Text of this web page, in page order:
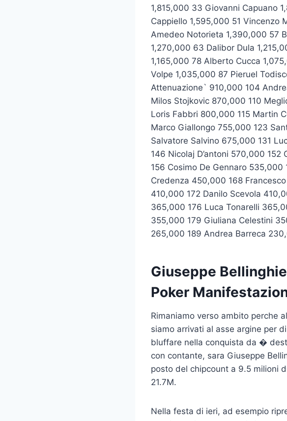
1,815,000 33 Giovanni Capuano
Cappiello 1,595,000 51 Vincenzo
Amedeo Notorieta 1,390,000 57
1,270,000 63 Dalibor Dula
1,165,000 78 Alberto Cucca
Volpe 1,035,000 87 Pieruel
Attenuazione` 910,000 104
Milos Stojkovic 870,000 110
Loris Fabbri 800,000 115 Martin
Marco Giallongo 755,000 123
Salvatore Salvino 675,000 131
146 Nicolaj D’antoni 570,000
156 Cosimo De Gennaro
Credenza 450,000 168
410,000 172 Danilo Scevola
365,000 176 Luca Tonarelli
355,000 179 Giuliana Celestini
265,000 189 Andrea Barreca
Giuseppe
Poker
Rimaniamo verso ambito perche
siamo arrivati al asse argine per
bluffare nella conquista da �
con contante, sara Giuseppe
posto del chipcount a 9.5 milioni
21.7M.
Nella festa di ieri, ad esempio